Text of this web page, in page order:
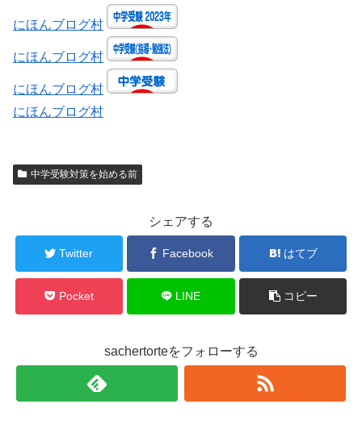
にほんブログ村
にほんブログ村
にほんブログ村
にほんブログ村
中学受験対策を始める前
シェアする
Twitter Facebook はてブ
Pocket LINE コピー
sachertorteをフォローする